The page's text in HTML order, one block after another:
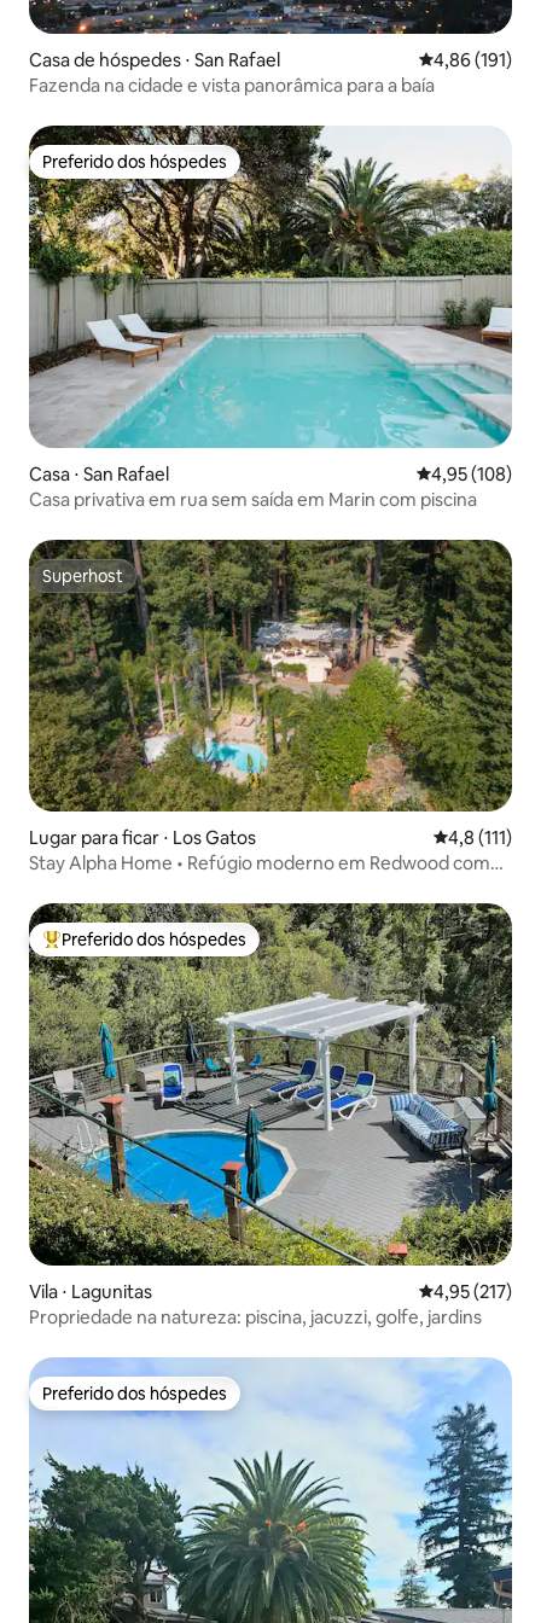
Casa de hóspedes ⋅ San Rafael 4,86 de uma
4,86 (191)
Fazenda na cidade e vista panorâmica para a baía
Preferido dos hóspedes
Preferido dos hóspedes
Casa ⋅ San Rafael 4,95 de uma
4,95 (108)
Casa privativa em rua sem saída em Marin com piscina
Superhost
Superhost
Lugar para ficar ⋅ Los Gatos 4,8 de uma
4,8 (111)
Stay Alpha Home • Refúgio moderno em Redwood com
Entre os melhores preferidos dos hóspedes
Preferido dos hóspedes
Vila ⋅ Lagunitas 4,95 de uma
4,95 (217)
Propriedade na natureza: piscina, jacuzzi, golfe, jardins
Preferido dos hóspedes
Preferido dos hóspedes